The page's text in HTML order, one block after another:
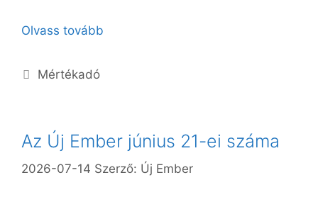
Olvass tovább
Kategória
Mértékadó
Az Új Ember június 21-ei száma
2026-07-14 Szerző: Új Ember